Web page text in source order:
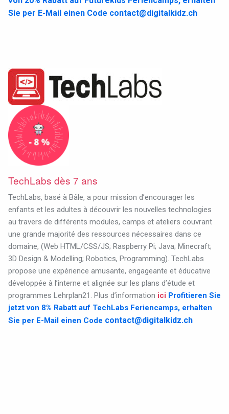
Sie per E-Mail einen Code contact@digitalkidz.ch
TechLabs dès 7 ans
TechLabs, basé à Bâle, a pour mission d’encourager les
enfants et les adultes à découvrir les nouvelles technologies
au travers de différents modules, camps et ateliers couvrant
une grande majorité des ressources nécessaires dans ce
domaine, (Web HTML/CSS/JS; Raspberry Pi; Java; Minecraft;
3D Design & Modelling; Robotics, Programming). TechLabs
propose une expérience amusante, engageante et éducative
développée à l’interne et alignée sur les plans d’étude et
programmes Lehrplan21. Plus d’information ici Profitieren Sie
jetzt von 8% Rabatt auf TechLabs Feriencamps, erhalten
Sie per E-Mail einen Code contact@digitalkidz.ch